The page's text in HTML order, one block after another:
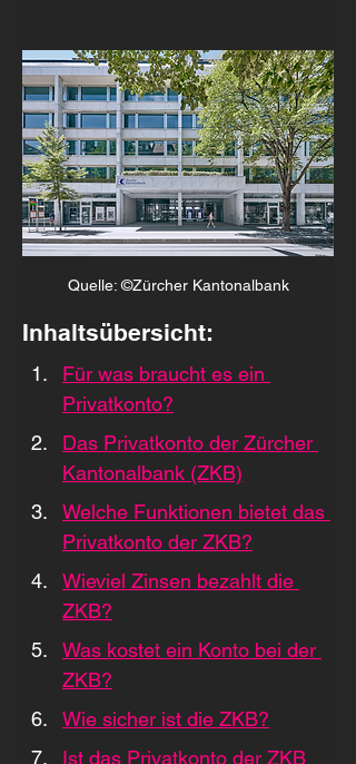
Quelle: ©Zürcher Kantonalbank
Inhaltsübersicht:
Für was braucht es ein
Privatkonto?
Das Privatkonto der Zürcher
Kantonalbank (ZKB)
Welche Funktionen bietet das
Privatkonto der ZKB?
Wieviel Zinsen bezahlt die
ZKB?
Was kostet ein Konto bei der
ZKB?
Wie sicher ist die ZKB?
Ist das Privatkonto der ZKB